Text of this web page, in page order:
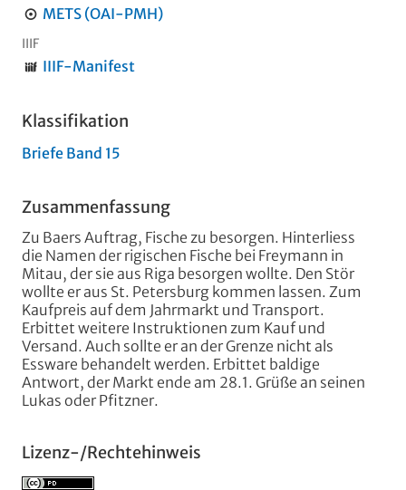
METS (OAI-PMH)
IIIF
IIIF-Manifest
Klassifikation
Briefe Band 15
Zusammenfassung
Zu Baers Auftrag, Fische zu besorgen. Hinterliess
die Namen der rigischen Fische bei Freymann in
Mitau, der sie aus Riga besorgen wollte. Den Stör
wollte er aus St. Petersburg kommen lassen. Zum
Kaufpreis auf dem Jahrmarkt und Transport.
Erbittet weitere Instruktionen zum Kauf und
Versand. Auch sollte er an der Grenze nicht als
Essware behandelt werden. Erbittet baldige
Antwort, der Markt ende am 28.1. Grüße an seinen
Lukas oder Pfitzner.
Lizenz-/Rechtehinweis